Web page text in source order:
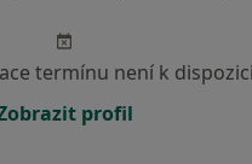
termínu není k dispozici
profil